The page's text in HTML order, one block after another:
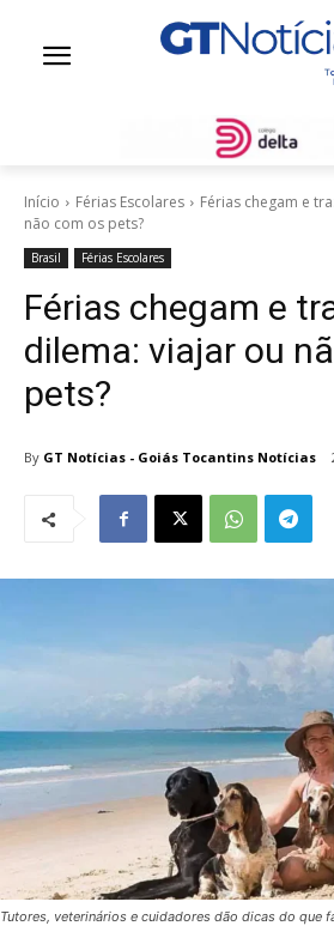
Início Férias Escolares
Férias chegam e
não com os pets?
Brasil Férias Escolares
Férias chegam e
dilema: viajar ou
pets?
By GT Notícias - Goiás Tocantins Notícias
Tutores, veterinários e cuidadores dão dicas do que